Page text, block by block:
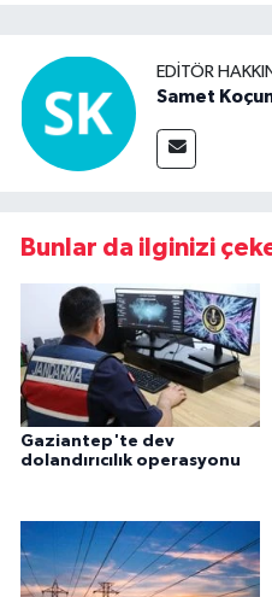
EDITÖR
Samet
Bunlar da ilginizi
Gaziantep'te dev
dolandırıcılık operasyonu